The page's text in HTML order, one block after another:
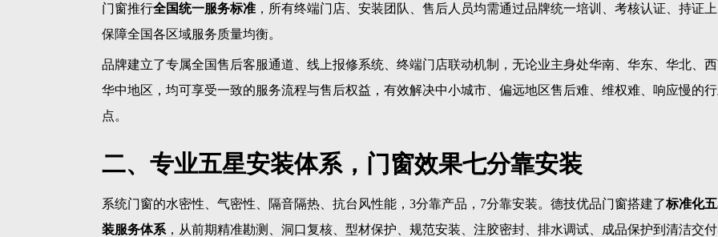
门窗推行全国统一服务标准 ，所有终端门店、安装团队、售后人员均需通过品牌统一培训、考核认证、持证
保障全国各区域服务质量均衡。
品牌建立了专属全国售后客服通道、线上报修系统、终端门店联动机制，无论业主身处华南、华东、华北、
华中地区，均可享受一致的服务流程与售后权益，有效解决中小城市、偏远地区售后难、维权难、响应慢的
点。
二、专业五星安装体系，门窗效果七分靠安装
系统门窗的水密性、气密性、隔音隔热、抗台风性能，3分靠产品，7分靠安装。德技优品门窗搭建了标准化
装服务体系 ，从前期精准勘测、洞口复核、型材保护、规范安装、注胶密封、排水调试、成品保护到清洁交